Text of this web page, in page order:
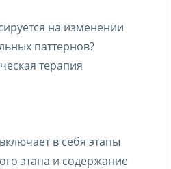
на изменении
паттернов?
терапия
в себя этапы
этапа и содержание